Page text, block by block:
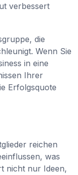
verbessert
die
Wenn Sie
in eine
Ihrer
Erfolgsquote
reichen
was
nicht nur Ideen,